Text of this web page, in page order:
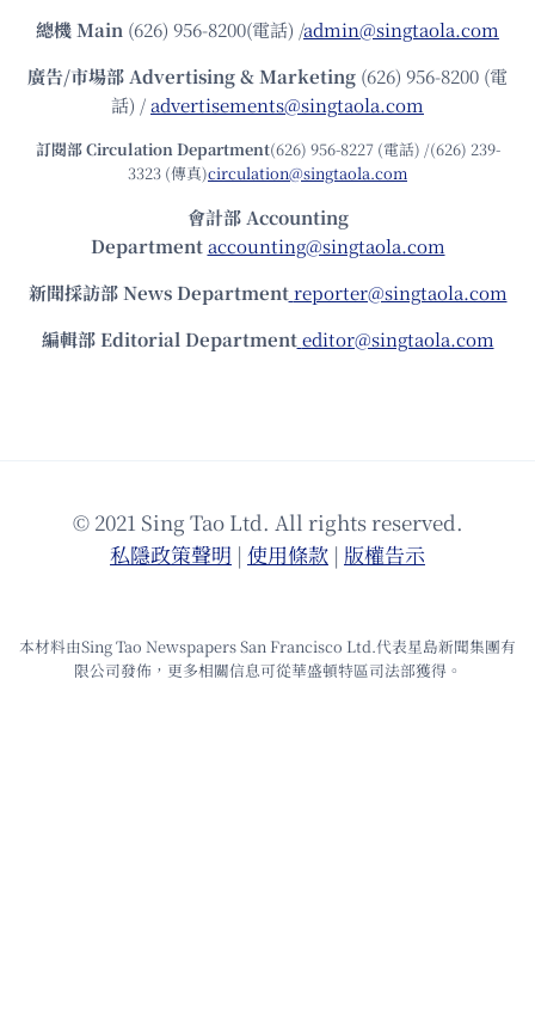
總機Main (626) 956-8200(電話) /admin@singtaola.com
廣告/市場部Advertising & Marketing (626) 956-8200 (電
話) /advertisements@singtaola.com
訂閱部 Circulation Department(626) 956-8227 (電話) /(626) 239-
3323 (傳真)circulation@singtaola.com
會計部 Accounting
Department accounting@singtaola.com
新聞採訪部 News Department reporter@singtaola.com
編輯部 Editorial Department editor@singtaola.com
© 2021 Sing Tao Ltd. All rights reserved.
私隱政策聲明 | 使⽤條款 | 版權告⽰
本材料由Sing Tao Newspapers San Francisco Ltd.代表星島新聞集團有
限公司發佈，更多相關信息可從華盛頓特區司法部獲得。